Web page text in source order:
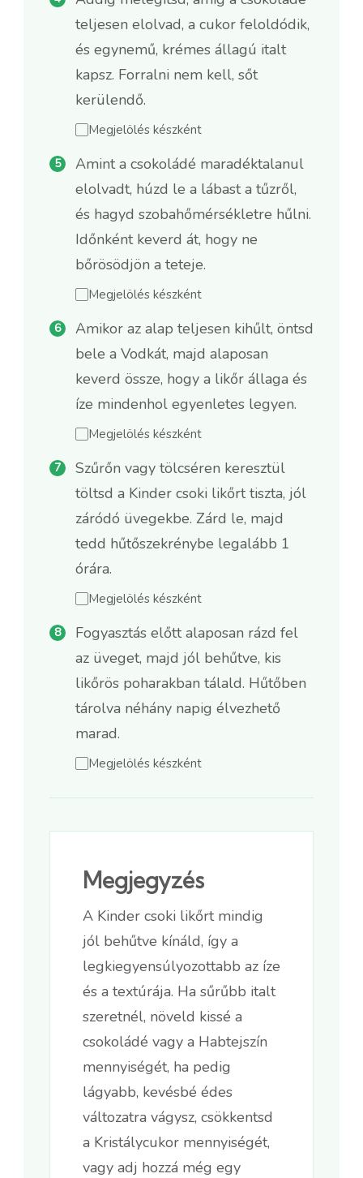
teljesen elolvad, a cukor feloldódik,
és egynemű, krémes állagú italt
kapsz. Forralni nem kell, sőt
kerülendő.
Megjelölés készként
Amint a csokoládé maradéktalanul
elolvadt, húzd le a lábast a tűzről,
és hagyd szobahőmérsékletre hűlni.
Időnként keverd át, hogy ne
bőrösödjön a teteje.
Megjelölés készként
Amikor az alap teljesen kihűlt, öntsd
bele a Vodkát, majd alaposan
keverd össze, hogy a likőr állaga és
íze mindenhol egyenletes legyen.
Megjelölés készként
Szűrőn vagy tölcséren keresztül
töltsd a Kinder csoki likőrt tiszta, jól
záródó üvegekbe. Zárd le, majd
tedd hűtőszekrénybe legalább 1
órára.
Megjelölés készként
Fogyasztás előtt alaposan rázd fel
az üveget, majd jól behűtve, kis
likőrös poharakban tálald. Hűtőben
tárolva néhány napig élvezhető
marad.
Megjelölés készként
Megjegyzés
A Kinder csoki likőrt mindig
jól behűtve kínáld, így a
legkiegyensúlyozottabb az íze
és a textúrája. Ha sűrűbb italt
szeretnél, növeld kissé a
csokoládé vagy a Habtejszín
mennyiségét, ha pedig
lágyabb, kevésbé édes
változatra vágysz, csökkentsd
a Kristálycukor mennyiségét,
vagy adj hozzá még egy